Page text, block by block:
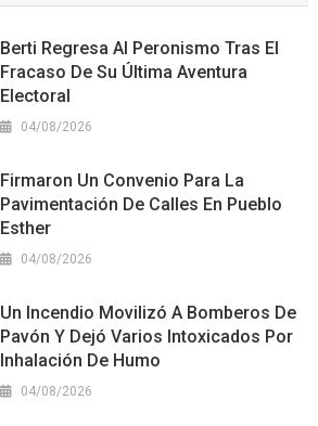
Berti Regresa Al Peronismo Tras El
Fracaso De Su Última Aventura
Electoral
04/08/2026
Firmaron Un Convenio Para La
Pavimentación De Calles En Pueblo
Esther
04/08/2026
Un Incendio Movilizó A Bomberos De
Pavón Y Dejó Varios Intoxicados Por
Inhalación De Humo
04/08/2026